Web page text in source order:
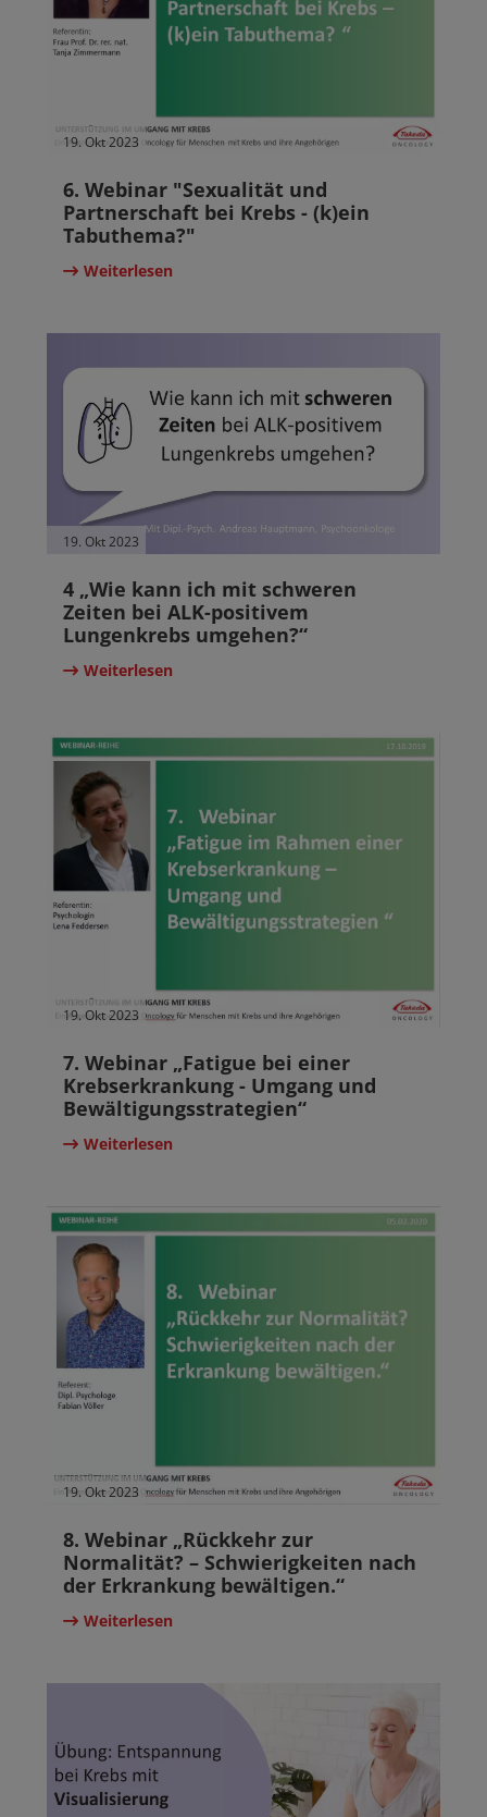
19. Okt 2023
6. Webinar "Sexualität und
Partnerschaft bei Krebs - (k)ein
Tabuthema?"
Weiterlesen
19. Okt 2023
4 „Wie kann ich mit schweren
Zeiten bei ALK-positivem
Lungenkrebs umgehen?“
Weiterlesen
19. Okt 2023
7. Webinar „Fatigue bei einer
Krebserkrankung - Umgang und
Bewältigungsstrategien“
Weiterlesen
19. Okt 2023
8. Webinar „Rückkehr zur
Normalität? – Schwierigkeiten nach
der Erkrankung bewältigen.“
Weiterlesen